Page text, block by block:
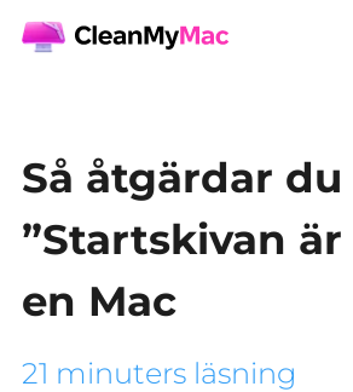
Så åtgärdar
”Startskivan är
en Mac
21 minuters läsning